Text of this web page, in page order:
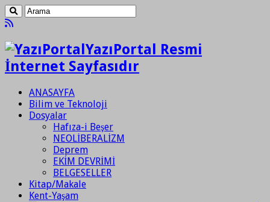
YazıPortal Resmi
İnternet Sayfasıdır
ANASAYFA
Bilim ve Teknoloji
Dosyalar
Hafıza-i Beşer
NEOLİBERALİZM
Deprem
EKİM DEVRİMİ
BELGESELLER
Kitap/Makale
Kent-Yaşam